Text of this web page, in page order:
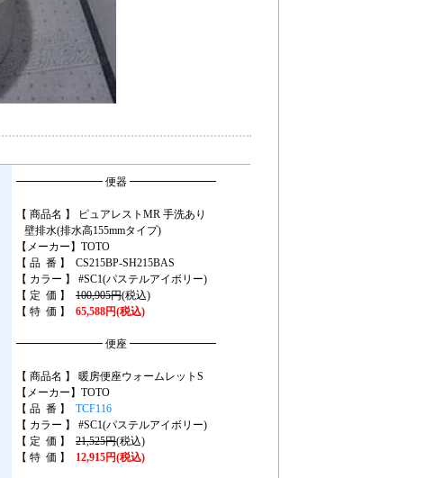
━━━━━━━━ 便器 ━━━━━━━━
【 商品名 】 ピュアレストMR 手洗あり
壁排水(排水高155mmタイプ)
【メーカー】TOTO
【 品 番 】 CS215BP-SH215BAS
【 カラー 】 #SC1(パステルアイボリー)
【 定 価 】 100,905円(税込)
【 特 価 】 65,588円(税込)
━━━━━━━━ 便座 ━━━━━━━━
【 商品名 】 暖房便座ウォームレットS
【メーカー】TOTO
【 品 番 】 TCF116
【 カラー 】 #SC1(パステルアイボリー)
【 定 価 】 21,525円(税込)
【 特 価 】 12,915円(税込)